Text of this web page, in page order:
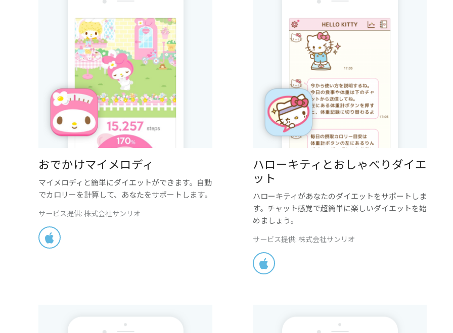
おでかけマイメロディ
マイメロディと簡単にダイエットができます。自動
でカロリーを計算して、あなたをサポートします。
サービス提供: 株式会社サンリオ
App Store
ハローキティとおしゃべりダイエ
ット
ハローキティがあなたのダイエットをサポートしま
す。チャット感覚で超簡単に楽しいダイエットを始
めましょう。
サービス提供: 株式会社サンリオ
App Store